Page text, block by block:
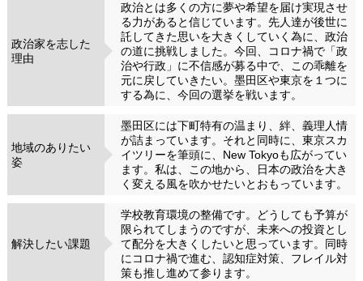
政治家を志した
理由
政治とは多くの方に夢や希望を届け実現させ
る力があると信じています。先人達が後世に
託してきた思いを大きくしていく為に、政治
の道に挑戦しました。今回、コロナ禍で「政
治や行政」に不信感が募る中で、この乖離を
元に戻していきたい。墨田区や東京を１つに
する為に、今回の選挙を戦います。
地域のありたい
姿
墨田区には下町特有の温まり、絆、義理人情
が詰まっています。それと同時に、東京スカ
イツリーを筆頭に、New Tokyoも広がってい
ます。私は、この地から、日本の政治を大き
く変える風を吹かせたいとおもっています。
解決したい課題
学校教育環境の整備です。どうしても予算が
限られてしまうのですが、未来への投資とし
て配分を大きくしたいと思っています。同時
にコロナ禍で進む、認知症対策、フレイル対
策も推し進めて参ります。